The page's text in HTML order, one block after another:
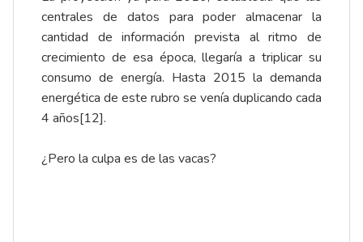
centrales de datos para poder almacenar la
cantidad de información prevista al ritmo de
crecimiento de esa época, llegaría a triplicar su
consumo de energía. Hasta 2015 la demanda
energética de este rubro se venía duplicando cada
4 años[12].
¿Pero la culpa es de las vacas?